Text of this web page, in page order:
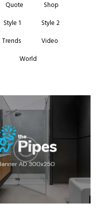
Quote
Shop
Style 1
Style 2
Trends
Video
World